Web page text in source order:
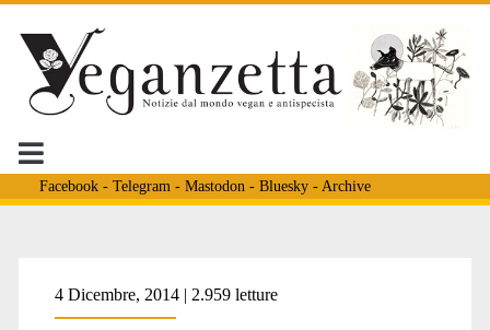
Facebook- Telegram - Mastodon - Bluesky- Archive
Tag:
4 Dicembre, 2014 | 2.959 letture